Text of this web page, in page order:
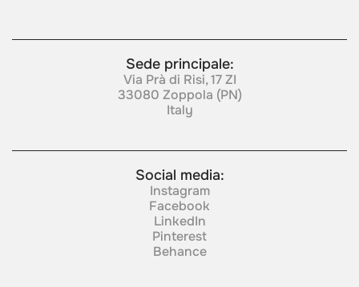
Sede principale:
Via Prà di Risi, 17 ZI
33080 Zoppola (PN)
Italy
Social media:
Instagram
Facebook
LinkedIn
Pinterest
Behance